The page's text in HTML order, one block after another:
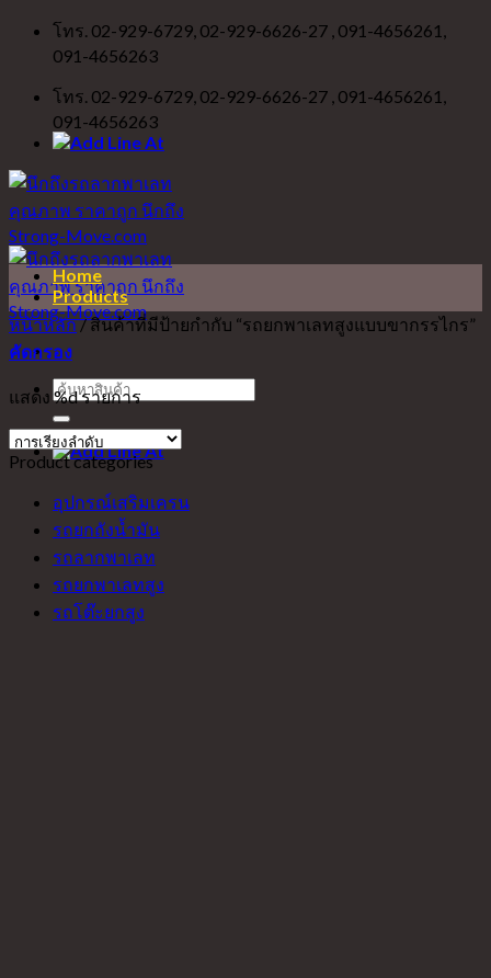
Skip
content
โทร. 02-929-6729, 02-929-6626-27 , 091-4656261,
091-4656263
โทร. 02-929-6729, 02-929-6626-27 , 091-4656261,
091-4656263
ค้นหา:
Home
Products
หน้าหลัก/สินค้าที่มีป้ายกำกับ “รถยกพาเลทสูงแบบขากรรไกร”
คัดกรอง
แสดง %d รายการ
Product categories
อุปกรณ์เสริมเครน
รถยกถังน้ำมัน
รถลากพาเลท
รถยกพาเลทสูง
รถโต๊ะยกสูง